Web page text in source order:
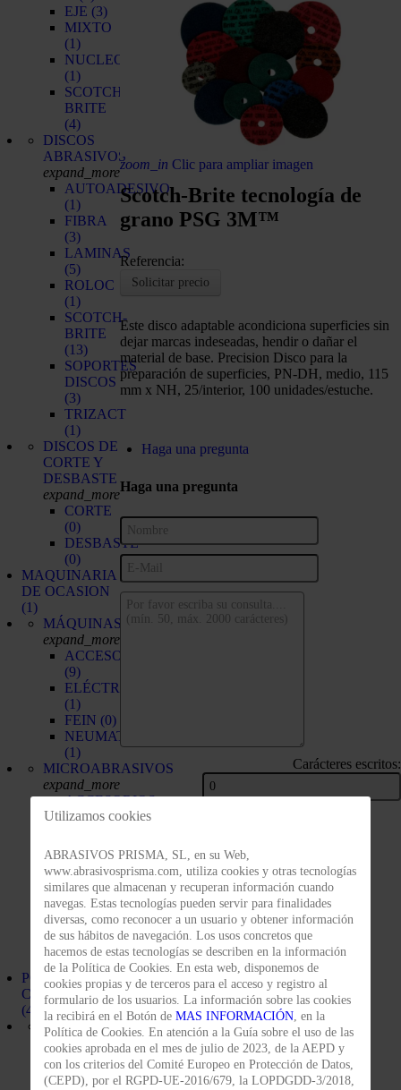
EJE (3)
MIXTO
(1)
NUCLEO
(1)
SCOTCH-
BRITE
(4)
DISCOS
ABRASIVOS
expand_more
AUTOADESIVO
(1)
FIBRA
(3)
LAMINAS
(5)
ROLOC
(1)
SCOTCH-
BRITE
(13)
SOPORTES
DISCOS
(3)
TRIZACT
(1)
DISCOS DE
CORTE Y
DESBASTE
expand_more
CORTE
(0)
DESBASTE
(0)
MAQUINARIA
DE OCASION
(1)
MÁQUINAS
expand_more
ACCESORIOS
(9)
ELÉCTRICAS
(1)
FEIN (0)
NEUMATICAS
(1)
MICROABRASIVOS
expand_more
ACCESORIOS
(0)
FINESSE-
IT(0)
DISCOS
(0)
HOJAS
(0)
ROLLOS
(0)
POLEAS DE
CONTACTO
(4)
PRODUCTOS
PULIMENTACIÓN
expand_more
DISCOS
zoom_in Clic para ampliar imagen
Scotch-Brite tecnología de
grano PSG 3M™
Referencia:
Solicitar precio
Este disco adaptable acondiciona superficies sin
dejar marcas indeseadas, hendir o dañar el
material de base. Precision Disco para la
preparación de superficies, PN-DH, medio, 115
mm x NH, 25/interior, 100 unidades/estuche.
Haga una pregunta
Haga una pregunta
Carácteres escritos:
Enviar consulta
Utilizamos cookies
ABRASIVOS PRISMA, SL, en su Web,
www.abrasivosprisma.com, utiliza cookies y otras tecnologías
similares que almacenan y recuperan información cuando
navegas. Estas tecnologías pueden servir para finalidades
diversas, como reconocer a un usuario y obtener información
de sus hábitos de navegación. Los usos concretos que
hacemos de estas tecnologías se describen en la información
de la Política de Cookies. En esta web, disponemos de
cookies propias y de terceros para el acceso y registro al
formulario de los usuarios. La información sobre las cookies
la recibirá en el Botón de MAS INFORMACIÓN, en la
Política de Cookies. En atención a la Guía sobre el uso de las
cookies aprobada en el mes de julio de 2023, de la AEPD y
con los criterios del Comité Europeo en Protección de Datos,
(CEPD), por el RGPD-UE-2016/679, la LOPDGDD-3/2018,